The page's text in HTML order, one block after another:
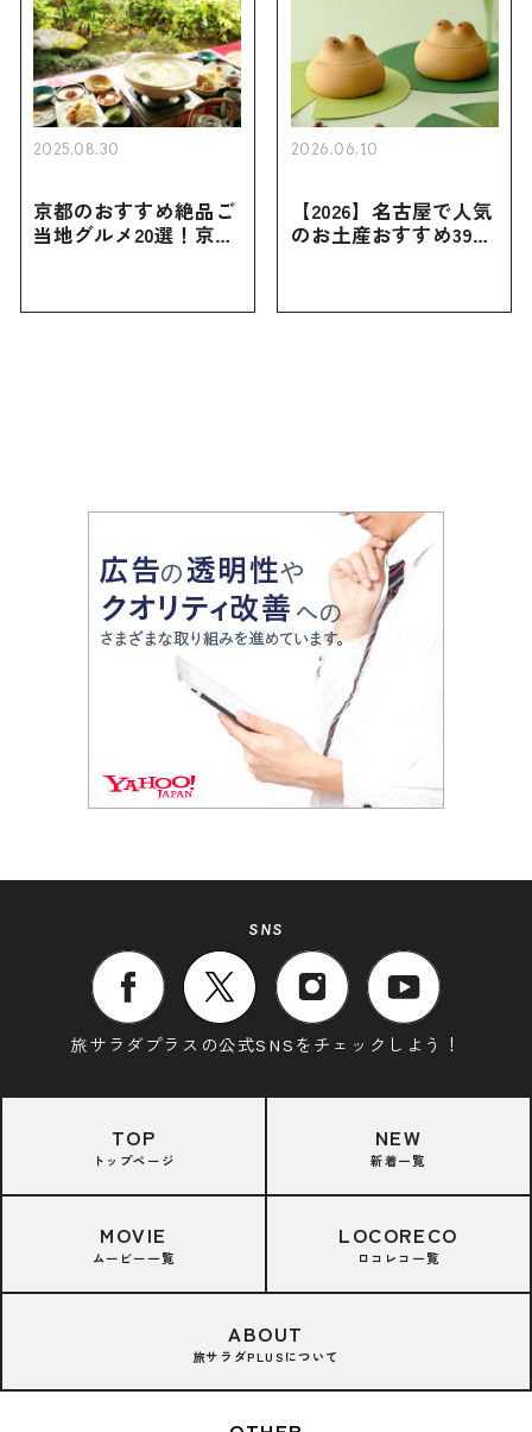
2025.08.30
京都のおすすめ絶品ご
当地グルメ20選！京都
2026.06.10
【2026】名古屋で人気
のお土産おすすめ39選
お土産・ばらまき用ま
SNS
旅サラダプラスの公式SNSをチェックしよう！
TOP
トップページ
NEW
新着一覧
MOVIE
ムービー一覧
LOCORECO
ロコレコ一覧
ABOUT
旅サラダPLUSについて